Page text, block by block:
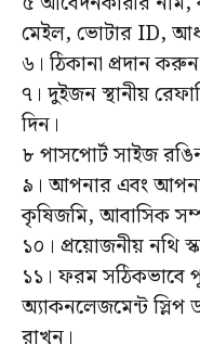
মেইল, ভোটার ID,
৬। ঠিকানা প্রদান করুন
৭। দুইজন স্থানীয়
দিন।
৮ পাসপোর্ট সাইজ
৯। আপনার এবং
কৃষিজমি, আবাসিক
১০। প্রয়োজনীয় নথি
১১। ফরম সঠিকভাবে
অ্যাকনলেজমেন্ট